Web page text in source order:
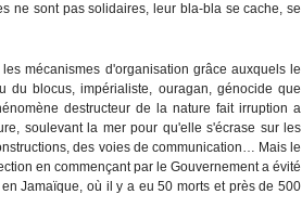
ne sont pas solidaires, leur bla-bla se cache, se
mécanismes d'organisation grâce auxquels le
blocus, impérialiste, ouragan, génocide que
destructeur de la nature fait irruption a
soulevant la mer pour qu'elle s'écrase sur les
des voies de communication… Mais le
en commençant par le Gouvernement a évité
Jamaïque, où il y a eu 50 morts et près de 500